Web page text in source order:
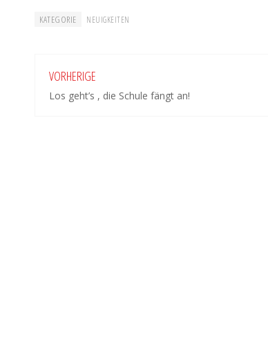
KATEGORIE NEUIGKEITEN
VORHERIGE
Los geht’s , die Schule fängt an!